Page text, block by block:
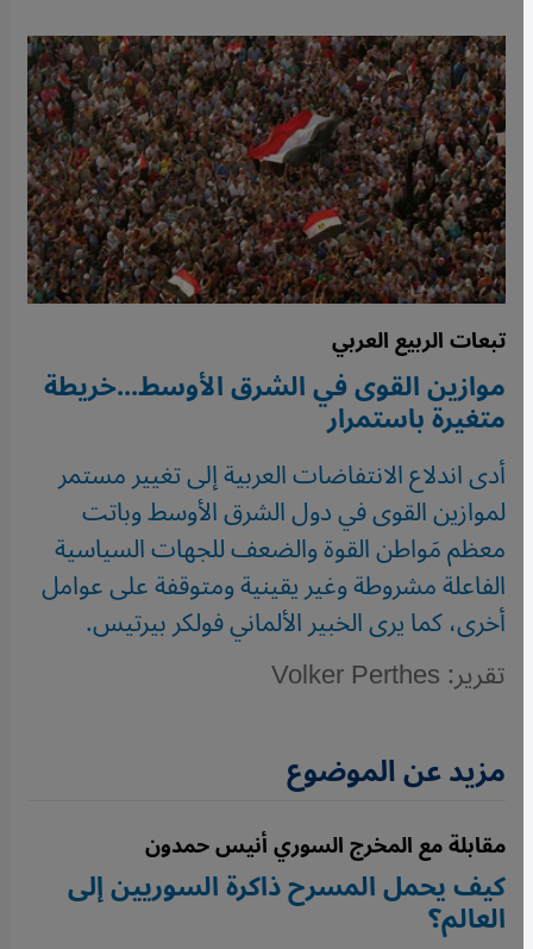
تبعات الربيع العربي
موازين القوى في الشرق الأوسط...خريطة
متغيرة باستمرار
أدى اندلاع الانتفاضات العربية إلى تغيير مستمر
لموازين القوى في دول الشرق الأوسط وباتت
معظم مَواطن القوة والضعف للجهات السياسية
الفاعلة مشروطة وغير يقينية ومتوقفة على عوامل
أخرى، كما يرى الخبير الألماني فولكر بيرتيس.
تقرير: Volker Perthes
مزيد عن الموضوع
مقابلة مع المخرج السوري أنيس حمدون
كيف يحمل المسرح ذاكرة السوريين إلى
العالم؟